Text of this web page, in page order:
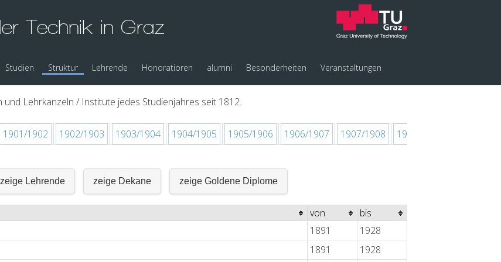
Technik in Graz
Studien Struktur Lehrende Honoratioren alumni Besonderheiten Veranstaltungen
Lehrkanzeln / Institute jedes Studienjahres seit 1812.
1901/1902 1902/1903 1903/1904 1904/1905 1905/1906 1906/1907 1907/1908 1908/1909
zeige Lehrende zeige Dekane zeige Goldene Diplome
von
bis
1891
1928
1891 1928